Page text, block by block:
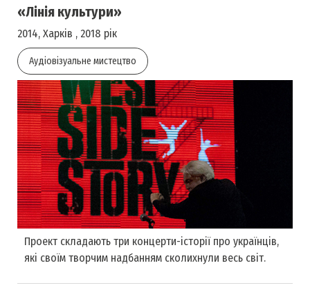
«Лінія культури»
2014, Харків , 2018 рік
Аудіовізуальне мистецтво
Проект складають три концерти-історії про українців,
які своїм творчим надбанням сколихнули весь світ.